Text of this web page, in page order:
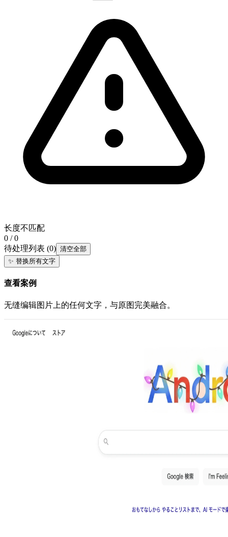
长度不匹配
0 / 0
待处理列表 (0) 清空全部
✨ 替换所有文字
查看案例
无缝编辑图片上的任何文字，与原图完美融合。